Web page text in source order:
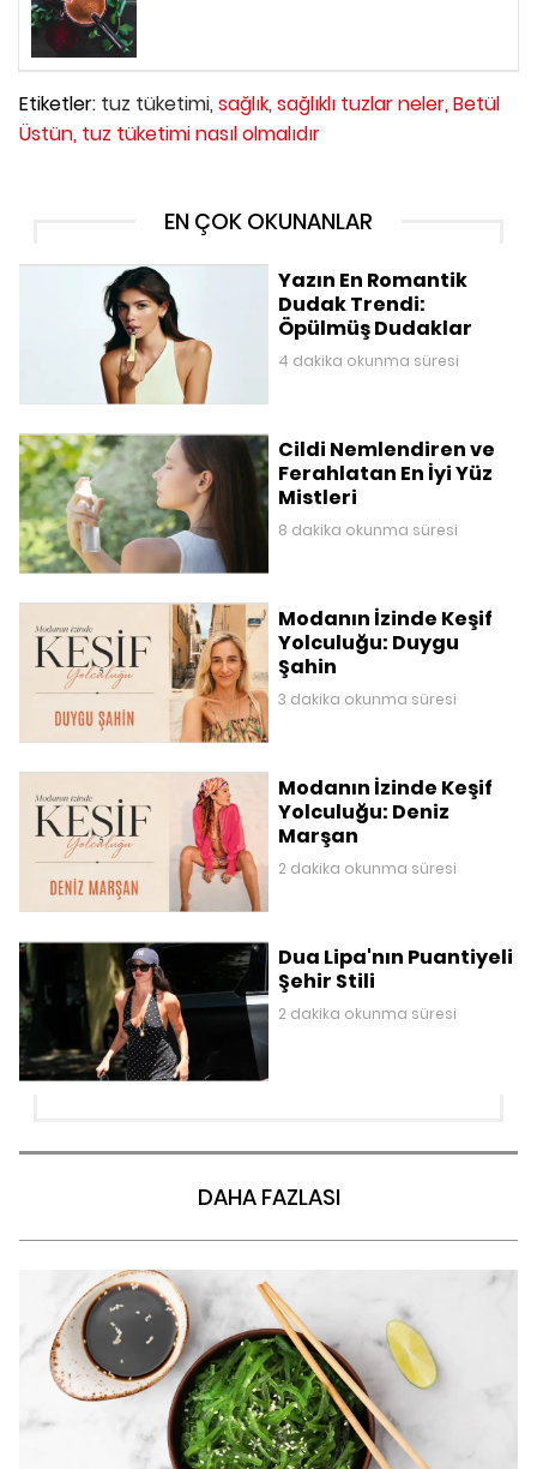
Etiketler: tuz tüketimi, sağlık,sağlıklı tuzlar neler,Betül
Üstün, tuz tüketimi nasıl olmalıdır
EN ÇOK OKUNANLAR
Yazın En Romantik
Dudak Trendi:
Öpülmüş Dudaklar
4 dakika okunma süresi
Cildi Nemlendiren ve
Ferahlatan En İyi Yüz
Mistleri
8 dakika okunma süresi
Modanın İzinde Keşif
Yolculuğu: Duygu
Şahin
3 dakika okunma süresi
Modanın İzinde Keşif
Yolculuğu: Deniz
Marşan
2 dakika okunma süresi
Dua Lipa'nın Puantiyeli
Şehir Stili
2 dakika okunma süresi
DAHA FAZLASI